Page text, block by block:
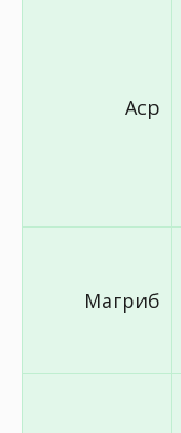
Аср
Магриб